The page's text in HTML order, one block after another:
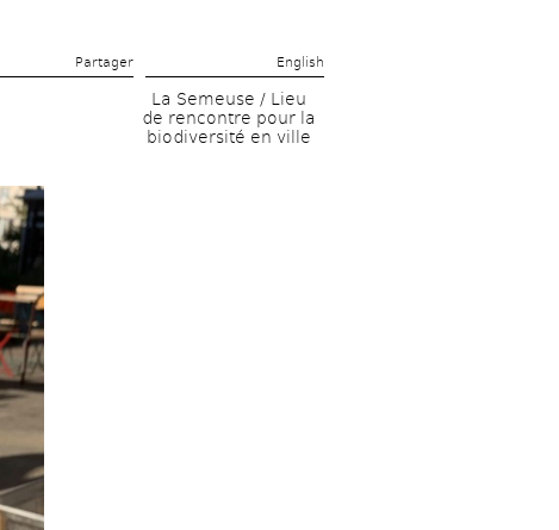
Partager English
La Semeuse / Lieu
de rencontre pour la
biodiversité en ville